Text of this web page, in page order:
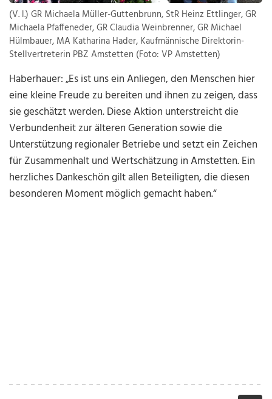
(V. l.) GR Michaela Müller-Guttenbrunn, StR Heinz Ettlinger, GR
Michaela Pfaffeneder, GR Claudia Weinbrenner, GR Michael
Hülmbauer, MA Katharina Hader, Kaufmännische Direktorin-
Stellvertreterin PBZ Amstetten (Foto: VP Amstetten)
Haberhauer: „Es ist uns ein Anliegen, den Menschen hier
eine kleine Freude zu bereiten und ihnen zu zeigen, dass
sie geschätzt werden. Diese Aktion unterstreicht die
Verbundenheit zur älteren Generation sowie die
Unterstützung regionaler Betriebe und setzt ein Zeichen
für Zusammenhalt und Wertschätzung in Amstetten. Ein
herzliches Dankeschön gilt allen Beteiligten, die diesen
besonderen Moment möglich gemacht haben.“